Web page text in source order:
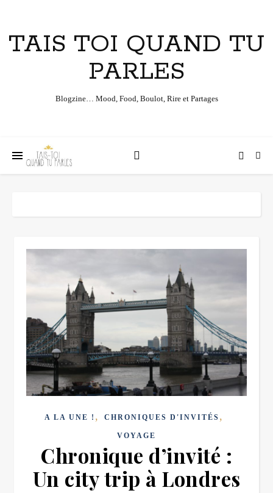
TAIS TOI QUAND TU
PARLES
Blogzine… Mood, Food, Boulot, Rire et Partages
A LA UNE ! , CHRONIQUES D'INVITÉS ,
VOYAGE
Chronique d’invité :
Un city trip à Londres